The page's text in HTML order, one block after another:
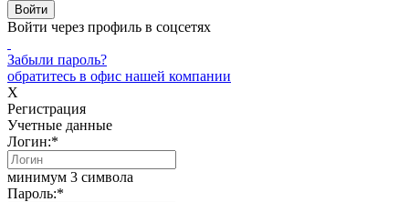
Войти через профиль в соцсетях
Забыли пароль?
обратитесь в офис нашей компании
X
Регистрация
Учетные данные
Логин:*
минимум 3 символа
Пароль:*